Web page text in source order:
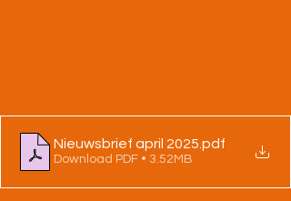
Nieuwsbrief april 2025 .pdf
Download PDF • 3.52MB